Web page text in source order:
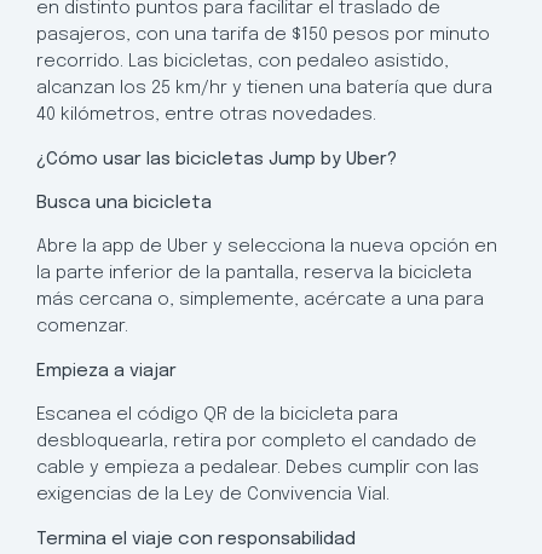
en distinto puntos para facilitar el traslado de
pasajeros, con una tarifa de $150 pesos por minuto
recorrido. Las bicicletas, con pedaleo asistido,
alcanzan los 25 km/hr y tienen una batería que dura
40 kilómetros, entre otras novedades.
¿Cómo usar las bicicletas Jump by Uber?
Busca una bicicleta
Abre la app de Uber y selecciona la nueva opción en
la parte inferior de la pantalla, reserva la bicicleta
más cercana o, simplemente, acércate a una para
comenzar.
Empieza a viajar
Escanea el código QR de la bicicleta para
desbloquearla, retira por completo el candado de
cable y empieza a pedalear. Debes cumplir con las
exigencias de la Ley de Convivencia Vial.
Termina el viaje con responsabilidad